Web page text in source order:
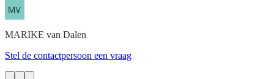
MARIKE van Dalen
Stel de contactpersoon een vraag